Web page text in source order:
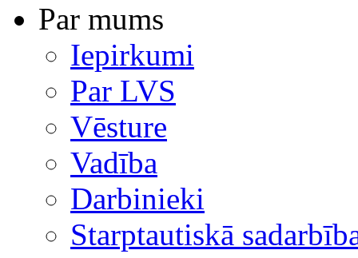
Par mums
Iepirkumi
Par LVS
Vēsture
Vadība
Darbinieki
Starptautiskā